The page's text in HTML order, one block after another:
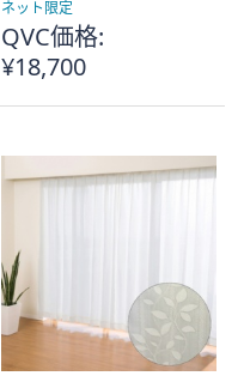
ネット限定
QVC価格:
¥18,700